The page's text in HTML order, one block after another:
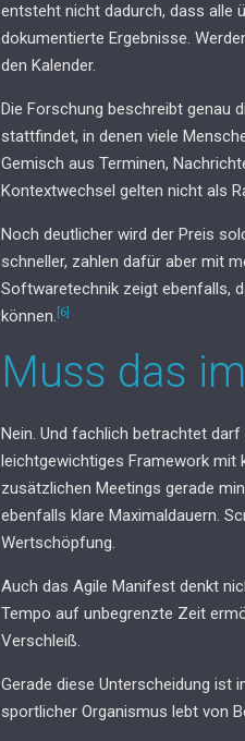
entsteht nicht dadurch, dass alle
dokumentierte Ergebnisse.
den Kalender.
Die Forschung beschreibt genau
stattfindet, in denen viele
Gemisch aus Terminen,
Kontextwechsel gelten nicht als
Noch deutlicher wird der Preis
schneller, zahlen dafür aber mit
Softwaretechnik zeigt ebenfalls,
können. [6]
Muss das
Nein. Und fachlich betrachtet
leichtgewichtiges Framework mit
zusätzlichen Meetings gerade
ebenfalls klare Maximaldauern.
Wertschöpfung.
Auch das Agile Manifest denkt
Tempo auf unbegrenzte Zeit
Verschleiß.
Gerade diese Unterscheidung ist
sportlicher Organismus lebt von